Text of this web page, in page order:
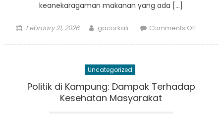
keanekaragaman makanan yang ada […]
Posted
February 21, 2026 Author
gacorkali Comments Offon
Uncategorized
Politik di Kampung: Dampak Terhadap
Kesehatan Masyarakat